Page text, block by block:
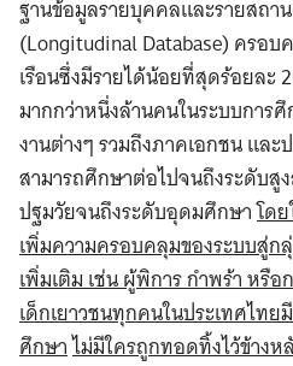
ฐานข้อมูลรายบุคคลและรายสถา
(Longitudinal Database) ครอบ
เรือนซึ่งมีรายได้น้อยที่สุดร้อยละ
มากกว่าหนึ่งล้านคนในระบบการ
งานต่างๆ รวมถึงภาคเอกชน และ
สามารถศึกษาต่อไปจนถึงระดับ
ปฐมวัยจนถึงระดับอุดมศึกษาโด
เพิ่มความครอบคลุมของระบบสู่ก
เพิ่มเติม เช่น ผู้พิการ กำพร้า หรื
เด็กเยาวชนทุกคนในประเทศไท
ศึกษาไม่มีใครถูกทอดทิ้งไว้ข้างห